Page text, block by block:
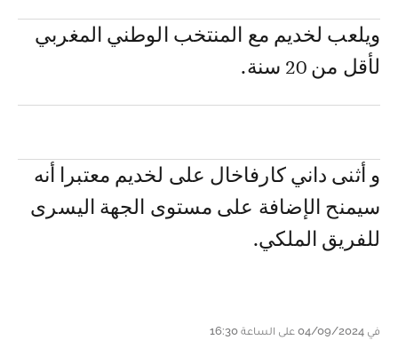
ويلعب لخديم مع المنتخب الوطني المغربي
لأقل من 20 سنة.
و أثنى داني كارفاخال على لخديم معتبرا أنه
سيمنح الإضافة على مستوى الجهة اليسرى
للفريق الملكي.
في 04/09/2024 على الساعة 16:30